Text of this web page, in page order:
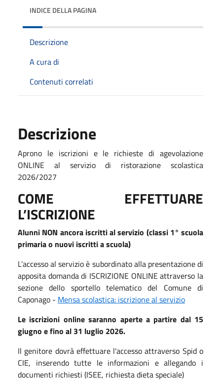
INDICE DELLA PAGINA
Descrizione
A cura di
Contenuti correlati
Descrizione
Aprono le iscrizioni e le richieste di agevolazione
ONLINE al servizio di ristorazione scolastica
2026/2027
COME EFFETTUARE
L’ISCRIZIONE
Alunni NON ancora iscritti al servizio (classi 1° scuola
primaria o nuovi iscritti a scuola)
L’accesso al servizio è subordinato alla presentazione di
apposita domanda di ISCRIZIONE ONLINE attraverso la
sezione dello sportello telematico del Comune di
Caponago - Mensa scolastica: iscrizione al servizio
Le iscrizioni online saranno aperte a partire dal 15
giugno e fino al 31 luglio 2026.
Il genitore dovrà effettuare l'accesso attraverso Spid o
CIE, inserendo tutte le informazioni e allegando i
documenti richiesti (ISEE, richiesta dieta speciale)